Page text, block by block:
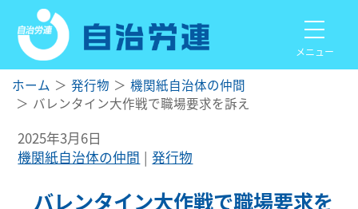
メニュー
ホーム 発行物
機関紙自治体の仲間
バレンタイン大作戦で職場要求を訴え
2025年3月6日
機関紙自治体の仲間
発行物
バレンタイン大作戦で職場要求を